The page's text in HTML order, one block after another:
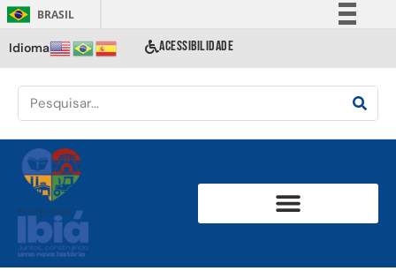
BRASIL
Comunica BR
Acesso à informação
Idioma ACESSIBILIDADE